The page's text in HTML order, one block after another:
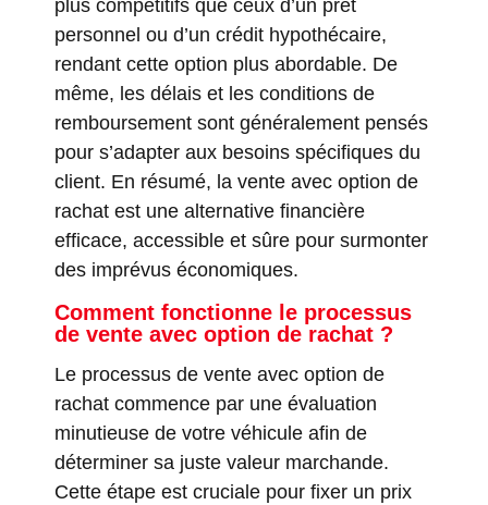
plus compétitifs que ceux d’un prêt
personnel ou d’un crédit hypothécaire,
rendant cette option plus abordable. De
même, les délais et les conditions de
remboursement sont généralement pensés
pour s’adapter aux besoins spécifiques du
client. En résumé, la vente avec option de
rachat est une alternative financière
efficace, accessible et sûre pour surmonter
des imprévus économiques.
Comment fonctionne le processus
de vente avec option de rachat ?
Le processus de vente avec option de
rachat commence par une évaluation
minutieuse de votre véhicule afin de
déterminer sa juste valeur marchande.
Cette étape est cruciale pour fixer un prix